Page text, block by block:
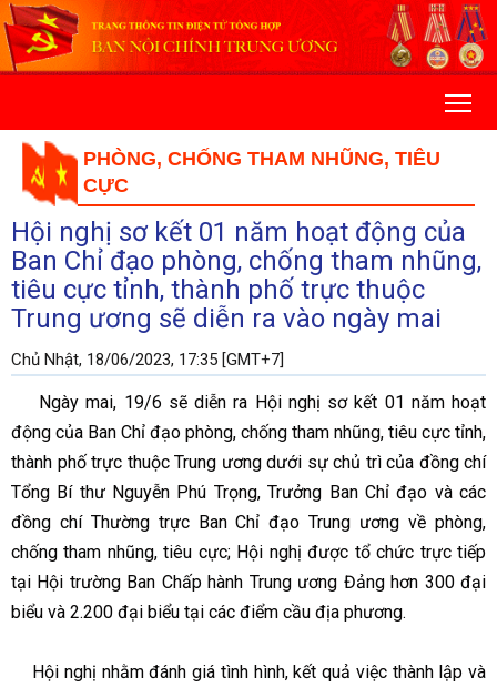
PHÒNG, CHỐNG THAM NHŨNG, TIÊU
CỰC
Hội nghị sơ kết 01 năm hoạt động của
Ban Chỉ đạo phòng, chống tham nhũng,
tiêu cực tỉnh, thành phố trực thuộc
Trung ương sẽ diễn ra vào ngày mai
Chủ Nhật, 18/06/2023, 17:35 [GMT+7]
Ngày mai, 19/6 sẽ diễn ra Hội nghị sơ kết 01 năm hoạt
động của Ban Chỉ đạo phòng, chống tham nhũng, tiêu cực tỉnh,
thành phố trực thuộc Trung ương dưới sự chủ trì của đồng chí
Tổng Bí thư Nguyễn Phú Trọng, Trưởng Ban Chỉ đạo và các
đồng chí Thường trực Ban Chỉ đạo Trung ương về phòng,
chống tham nhũng, tiêu cực; Hội nghị được tổ chức trực tiếp
tại Hội trường Ban Chấp hành Trung ương Đảng hơn 300 đại
biểu và 2.200 đại biểu tại các điểm cầu địa phương.
Hội nghị nhằm đánh giá tình hình, kết quả việc thành lập và